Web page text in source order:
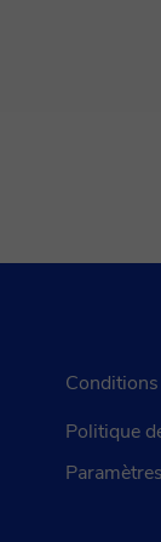
Politique